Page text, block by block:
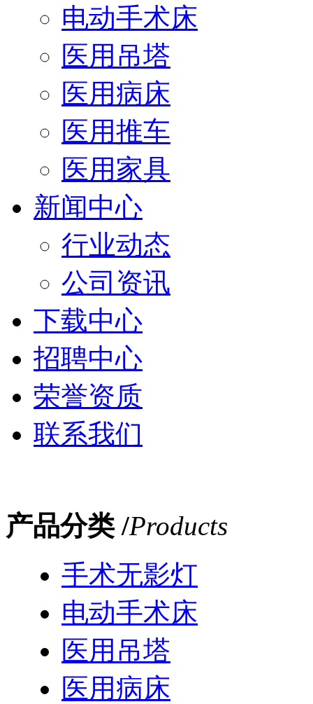
电动手术床
医用吊塔
医用病床
医用推车
医用家具
新闻中心
行业动态
公司资讯
下载中心
招聘中心
荣誉资质
联系我们
产品分类 /Products
手术无影灯
电动手术床
医用吊塔
医用病床